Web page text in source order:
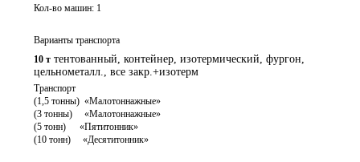
Кол-во машин: 1
Варианты транспорта
10 т тентованный, контейнер, изотермический, фургон,
цельнометалл., все закр.+изотерм
Транспорт
(1,5 тонны)  «Малотоннажные»
(3 тонны)     «Малотоннажные»
(5 тонн)	   «Пятитонник»